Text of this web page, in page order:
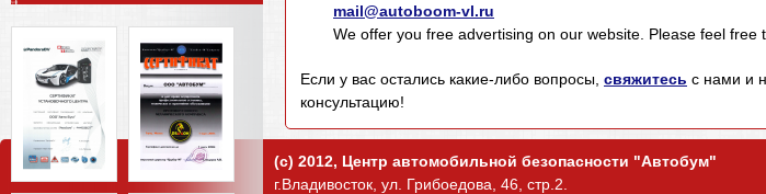
mail@autoboom-vl.ru
We offer you free advertising on our website. Please feel free
Если у вас остались какие-либо вопросы, свяжитесь с нами и
консультацию!
(c) 2012, Центр автомобильной безопасности "Автобум"
г.Владивосток, ул. Грибоедова, 46, стр.2.